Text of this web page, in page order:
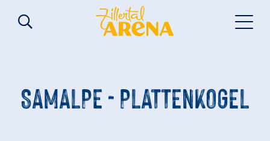
SAMALPE - PLATTENKOGEL